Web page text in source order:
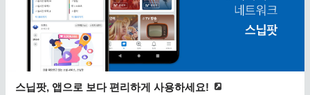
스닙팟, 앱으로 보다 편리하게 사용하세요!